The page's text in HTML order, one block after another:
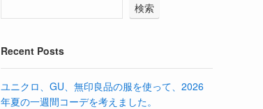
検索
Recent Posts
ユニクロ、GU、無印良品の服を使って、2026
年夏の一週間コーデを考えました。